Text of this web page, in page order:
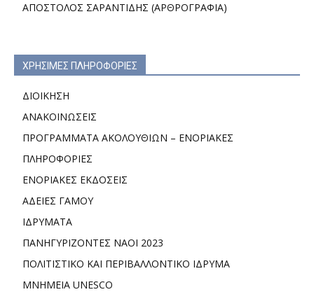
ΑΠΟΣΤΟΛΟΣ ΣΑΡΑΝΤΙΔΗΣ (ΑΡΘΡΟΓΡΑΦΙΑ)
ΧΡΗΣΙΜΕΣ ΠΛΗΡΟΦΟΡΙΕΣ
ΔΙΟΙΚΗΣΗ
ΑΝΑΚΟΙΝΩΣΕΙΣ
ΠΡΟΓΡΑΜΜΑΤΑ ΑΚΟΛΟΥΘΙΩΝ – ΕΝΟΡΙΑΚΕΣ
ΠΛΗΡΟΦΟΡΙΕΣ
ΕΝΟΡΙΑΚΕΣ ΕΚΔΟΣΕΙΣ
ΑΔΕΙΕΣ ΓΑΜΟΥ
ΙΔΡΥΜΑΤΑ
ΠΑΝΗΓΥΡΙΖΟΝΤΕΣ ΝΑΟΙ 2023
ΠΟΛΙΤΙΣΤΙΚΟ ΚΑΙ ΠΕΡΙΒΑΛΛΟΝΤΙΚΟ ΙΔΡΥΜΑ
ΜΝΗΜΕΙΑ UNESCO